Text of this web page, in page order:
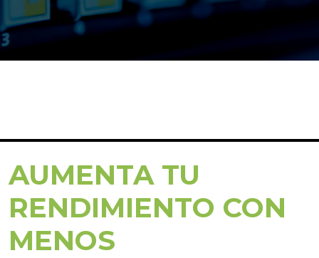
AUMENTA TU
RENDIMIENTO CON
MENOS